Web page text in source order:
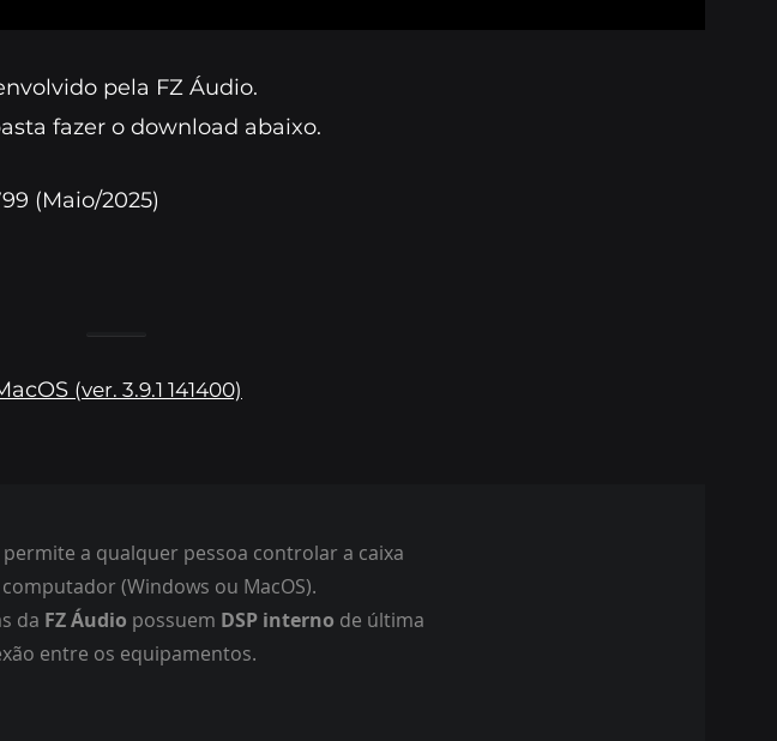
pela FZ Áudio.
fazer o download abaixo.
(Maio/2025)
(ver. 3.9.1 141400)
a qualquer pessoa controlar a caixa
(Windows ou MacOS).
da FZ Áudio possuem DSP interno de última
entre os equipamentos.